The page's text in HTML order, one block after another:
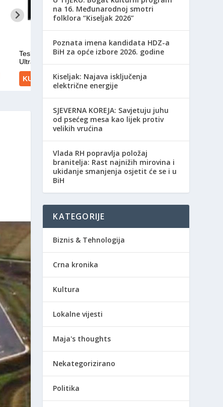
na 16. Međunarodnoj smotri
folklora “Kiseljak 2026”
Poznata imena kandidata HDZ-a
BiH za opće izbore 2026. godine
Kiseljak: Najava isključenja
električne energije
SJEVERNA KOREJA: Savjetuju juhu
od psećeg mesa kao lijek protiv
velikih vrućina
Vlada RH popravlja položaj
branitelja: Rast najnižih mirovina i
ukidanje smanjenja osjetit će se i u
BiH
KATEGORIJE
Biznis & Tehnologija
Crna kronika
Kultura
Lokalne vijesti
Maja's thoughts
Nekategorizirano
Politika